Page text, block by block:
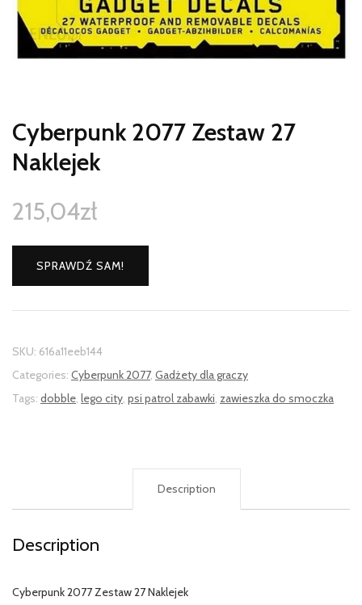
Cyberpunk 2077 Zestaw 27
Naklejek
215,04zł
SPRAWDŹ SAM!
SKU: 616a11eeb144
Categories: Cyberpunk 2077, Gadżety dla graczy
Tags: dobble, lego city, psi patrol zabawki, zawieszka do smoczka
Description
Description
Cyberpunk 2077 Zestaw 27 Naklejek